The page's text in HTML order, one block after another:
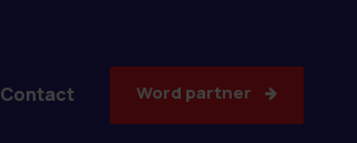
Contact Word partner